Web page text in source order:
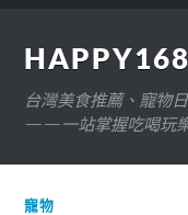
台灣美食推薦、寵物
——一站掌握吃喝玩
寵物